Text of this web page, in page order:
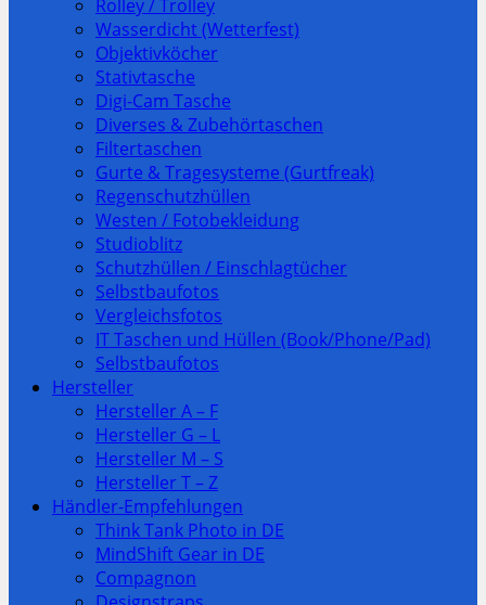
Rolley / Trolley
Wasserdicht (Wetterfest)
Objektivköcher
Stativtasche
Digi-Cam Tasche
Diverses & Zubehörtaschen
Filtertaschen
Gurte & Tragesysteme (Gurtfreak)
Regenschutzhüllen
Westen / Fotobekleidung
Studioblitz
Schutzhüllen / Einschlagtücher
Selbstbaufotos
Vergleichsfotos
IT Taschen und Hüllen (Book/Phone/Pad)
Selbstbaufotos
Hersteller
Hersteller A – F
Hersteller G – L
Hersteller M – S
Hersteller T – Z
Händler-Empfehlungen
Think Tank Photo in DE
MindShift Gear in DE
Compagnon